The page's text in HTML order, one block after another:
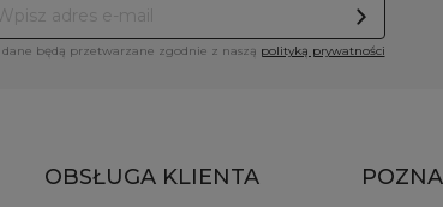
dane będą przetwarzane zgodnie z naszą polityką prywatności
OBSŁUGA KLIENTA